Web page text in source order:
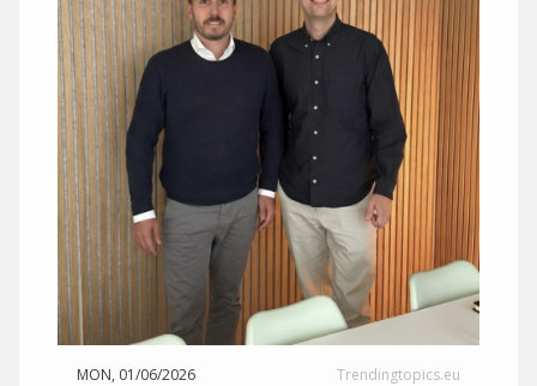
MON, 01/06/2026 Trendingtopics.eu